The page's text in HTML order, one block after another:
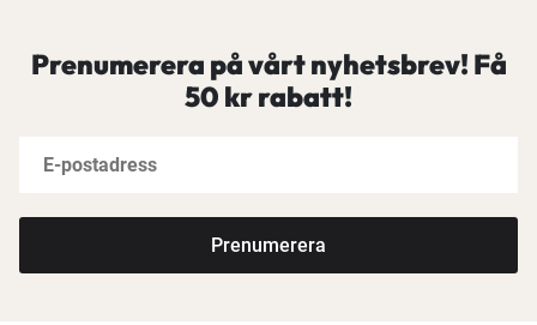
Prenumerera på vårt nyhetsbrev! Få
50 kr rabatt!
Prenumerera